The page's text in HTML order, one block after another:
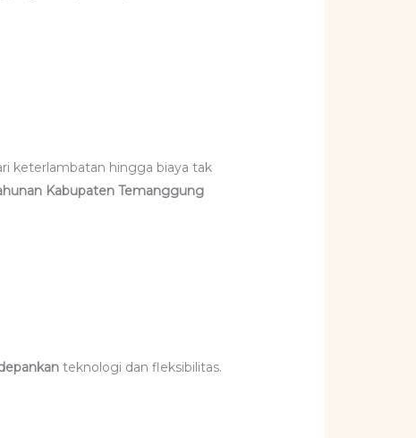
keterlambatan hingga biaya tak
Kabupaten Temanggung
teknologi dan fleksibilitas.